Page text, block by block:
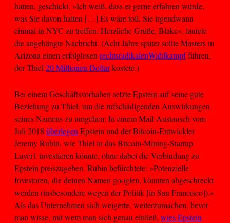
hatten, geschickt. »Ich weiß, dass er gerne erfahren würde,
was Sie davon halten […] Es wäre toll, Sie irgendwann
einmal in NYC zu treffen. Herzliche Grüße, Blake«, lautete
die angehängte Nachricht. (Acht Jahre später sollte Masters in
Arizona einen erfolglosen rechtsradikalenWahlkampfführen,
der Thiel 20 Millionen Dollarkostete.)
Bei einem Geschäftsvorhaben setzte Epstein auf seine gute
Beziehung zu Thiel, um die rufschädigenden Auswirkungen
seines Namens zu umgehen: In einem Mail-Austausch vom
Juli 2018 überlegen Epstein und der Bitcoin-Entwickler
Jeremy Rubin, wie Thiel in das Bitcoin-Mining-Startup
Layer1 investieren könnte, ohne dabei die Verbindung zu
Epstein preiszugeben. Rubin befürchtete: »Potenzielle
Investoren, die deinen Namen googlen, könnten abgeschreckt
werden (insbesondere wegen der Politik [in San Francisco]).«
Als das Unternehmen sich weigerte, weiterzumachen, bevor
man wisse, mit wem man sich genau einließ, wies Epstein